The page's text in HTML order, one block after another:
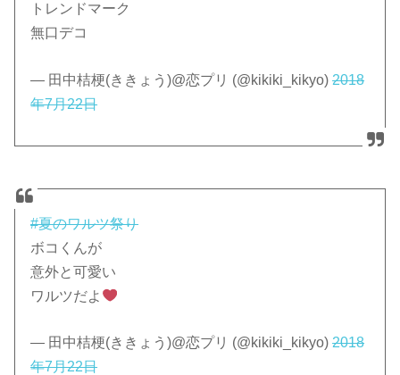
トレンドマーク
無口デコ
— 田中桔梗(ききょう)@恋プリ (@kikiki_kikyo)2018
年7月22日
#夏のワルツ祭り
ボコくんが
意外と可愛い
ワルツだよ
— 田中桔梗(ききょう)@恋プリ (@kikiki_kikyo)2018
年7月22日